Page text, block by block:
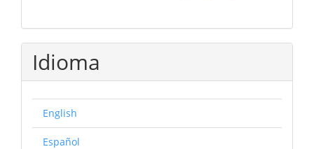
Idioma
English
Español